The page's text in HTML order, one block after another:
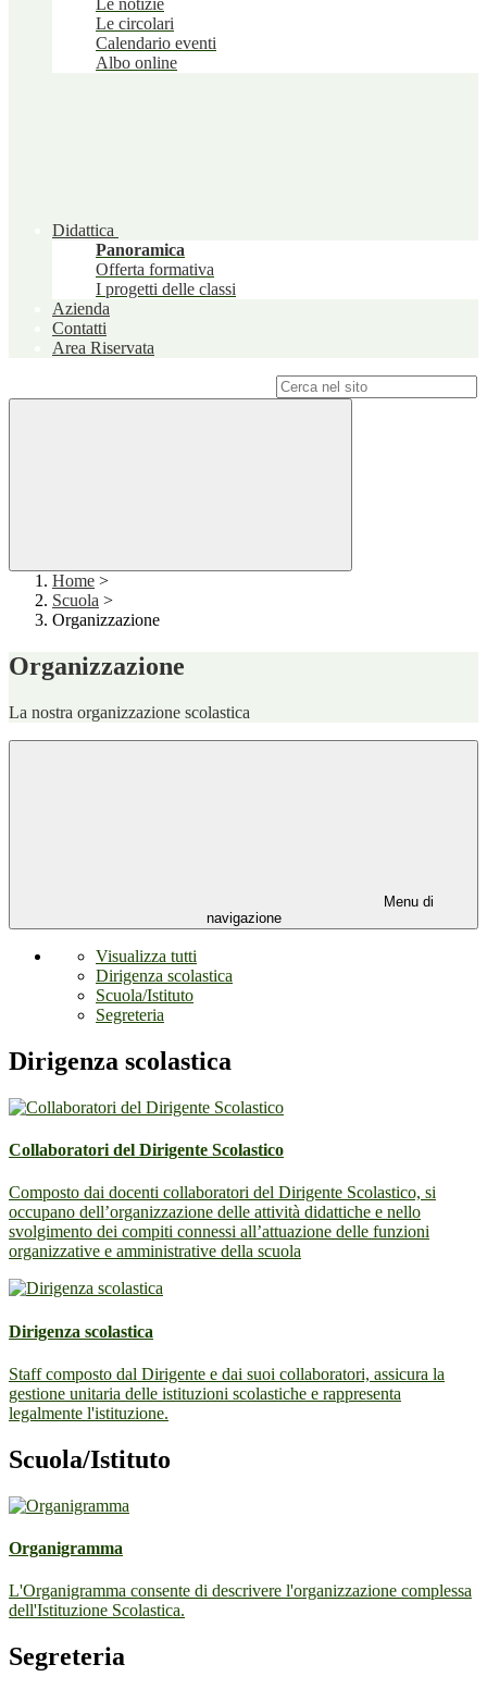
Le notizie
Le circolari
Calendario eventi
Albo online
Didattica
Panoramica
Offerta formativa
I progetti delle classi
Azienda
Contatti
Area Riservata
Home >
Scuola >
Organizzazione
Organizzazione
La nostra organizzazione scolastica
Menu di
navigazione
Visualizza tutti
Dirigenza scolastica
Scuola/Istituto
Segreteria
Dirigenza scolastica
Collaboratori del Dirigente Scolastico
Composto dai docenti collaboratori del Dirigente Scolastico, si
occupano dell’organizzazione delle attività didattiche e nello
svolgimento dei compiti connessi all’attuazione delle funzioni
organizzative e amministrative della scuola
Dirigenza scolastica
Staff composto dal Dirigente e dai suoi collaboratori, assicura la
gestione unitaria delle istituzioni scolastiche e rappresenta
legalmente l'istituzione.
Scuola/Istituto
Organigramma
L'Organigramma consente di descrivere l'organizzazione complessa
dell'Istituzione Scolastica.
Segreteria